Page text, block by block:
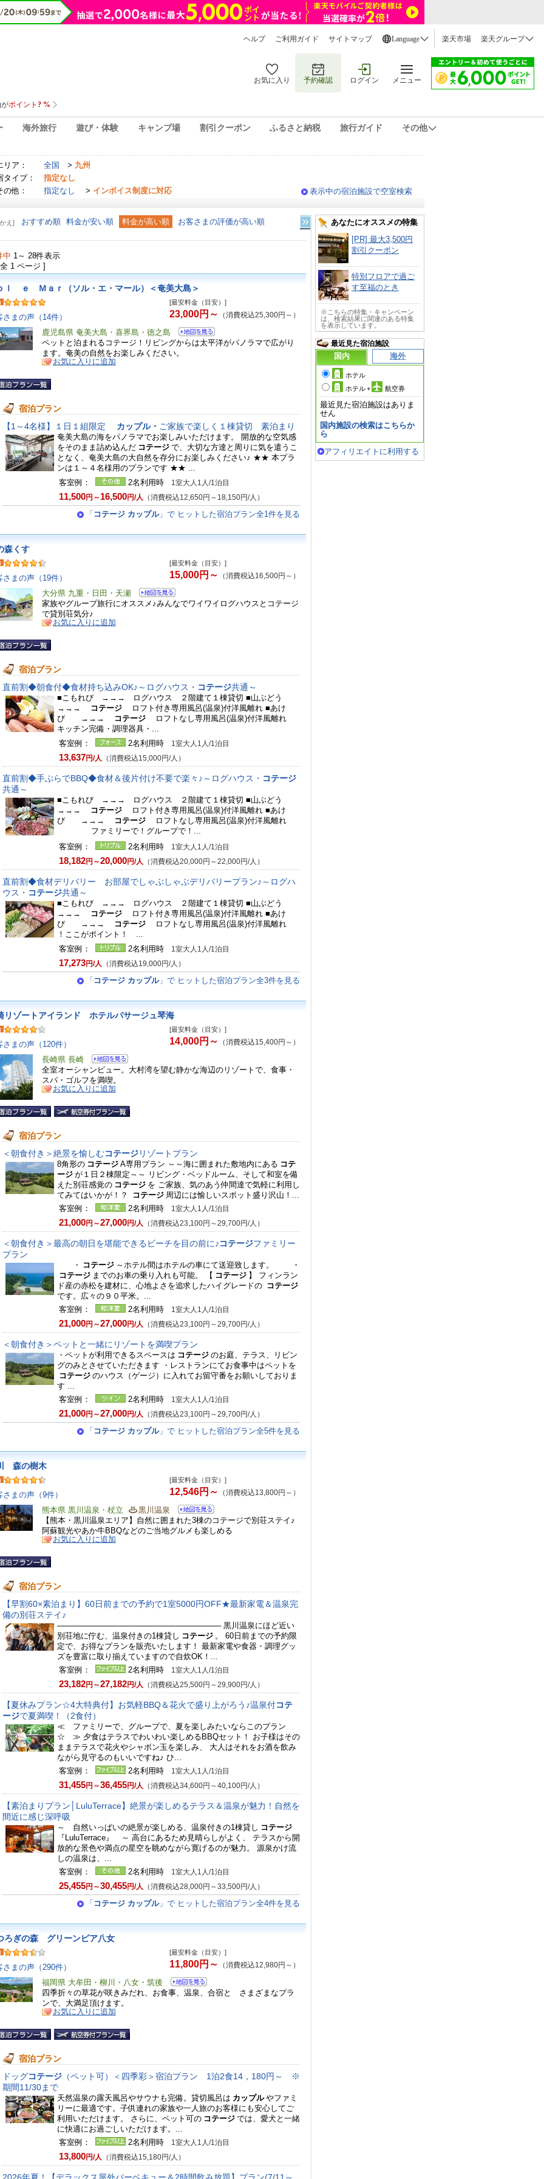
ヘルプ ご利用ガイド サイトマップ Language 楽天市場 楽天グループ
お気に入り 予約確認 ログイン メニュー
海外旅行 遊び・体験 キャンプ場 割引クーポン ふるさと納税 旅行ガイド その他
リア： 全国 > 九州
タイプ：
指定なし
の他：
指定なし > インボイス制度に対応 表示中の宿泊施設で空室検索
え] おすすめ順 料金が安い順 料金が高い順 お客さまの評価が高い順
中 1～ 28件表示
1 ページ ]
ｌ ｅ Ｍａｒ（ソル・エ・マール）＜奄美大島＞
さまの声（14件）
[最安料金（目安）]
23,000円～ （消費税込25,300円～）
鹿児島県 奄美大島・喜界島・徳之島
ペットと泊まれるコテージ！リビングからは太平洋がパノラマで広がり
ます。奄美の自然をお楽しみください。
お気に入りに追加
宿泊プラン
【1～4名様】１日１組限定 カップル・ ご家族で楽しく１棟貸切 素泊まり
奄美大島の海をパノラマでお楽しみいただけます。 開放的な空気感
をそのまま詰め込んだ コテージ で、大切な方達と周りに気を遣うこ
となく、奄美大島の大自然を存分にお楽しみください♪ ★★ 本プラ
ンは１～４名様用のプランです ★★ ...
客室例：
2名利用時 1室大人1人/1泊目
11,500円～ 16,500円/人 （消費税込12,650円～18,150円/人）
「 コテージ カップル」で ヒットした宿泊プラン全1件を見る
森くす
さまの声（19件）
[最安料金（目安）]
15,000円～ （消費税込16,500円～）
大分県 九重・日田・天瀬
家族やグループ旅行にオススメ♪みんなでワイワイログハウスとコテージ
で貸別荘気分♪
お気に入りに追加
宿泊プラン
直前割◆朝食付◆食材持ち込みOK♪～ログハウス・ コテージ共通～
■こもれび →→→ ログハウス ２階建て１棟貸切 ■山ぶどう
→→→
コテージ
ロフト付き専用風呂(温泉)付洋風離れ ■あけ
び →→→
コテージ
ロフトなし専用風呂(温泉)付洋風離れ
キッチン完備・調理器具・...
客室例：
2名利用時 1室大人1人/1泊目
13,637円/人 （消費税込15,000円/人）
直前割◆手ぶらでBBQ◆食材＆後片付け不要で楽々♪～ログハウス・ コテージ
共通～
■こもれび →→→ ログハウス ２階建て１棟貸切 ■山ぶどう
→→→
コテージ
ロフト付き専用風呂(温泉)付洋風離れ ■あけ
び →→→
コテージ
ロフトなし専用風呂(温泉)付洋風離れ
ファミリーで！グループで！...
客室例：
2名利用時 1室大人1人/1泊目
18,182円～20,000円/人 （消費税込20,000円～22,000円/人）
直前割◆食材デリバリー お部屋でしゃぶしゃぶデリバリープラン♪～ログハ
ウス・ コテージ共通～
■こもれび →→→ ログハウス ２階建て１棟貸切 ■山ぶどう
→→→
コテージ
ロフト付き専用風呂(温泉)付洋風離れ ■あけ
び →→→
コテージ
ロフトなし専用風呂(温泉)付洋風離れ
！ここがポイント！ ...
客室例：
2名利用時 1室大人1人/1泊目
17,273円/人 （消費税込19,000円/人）
「 コテージ カップル」で ヒットした宿泊プラン全3件を見る
リゾートアイランド ホテルパサージュ琴海
さまの声（120件）
[最安料金（目安）]
14,000円～ （消費税込15,400円～）
長崎県 長崎
全室オーシャンビュー。大村湾を望む静かな海辺のリゾートで、食事・
スパ・ゴルフを満喫。
お気に入りに追加
宿泊プラン
＜朝食付き＞絶景を愉しむコテージリゾートプラン
8角形の コテージ A専用プラン ～～海に囲まれた敷地内にある コテ
ージ が１日２棟限定～～ リビング・ベッドルーム、そして和室を備
えた別荘感覚の コテージ を ご家族、気のあう仲間達で気軽に利用し
てみてはいかが！？
コテージ 周辺には愉しいスポット盛り沢山！...
客室例：
2名利用時 1室大人1人/1泊目
21,000円～27,000円/人 （消費税込23,100円～29,700円/人）
＜朝食付き＞最高の朝日を堪能できるビーチを目の前に♪コテージファミリー
プラン
・ コテージ ～ホテル間はホテルの車にて送迎致します。 ・
コテージ までのお車の乗り入れも可能。 【 コテージ 】 フィンラン
ド産の赤松を建材に、心地よさを追求したハイグレードの コテージ
です。広々の９０平米。...
客室例：
2名利用時 1室大人1人/1泊目
21,000円～27,000円/人 （消費税込23,100円～29,700円/人）
＜朝食付き＞ペットと一緒にリゾートを満喫プラン
・ペットが利用できるスペースは コテージ のお庭、テラス、リビン
グのみとさせていただきます ・レストランにてお食事中はペットを
コテージ のハウス（ゲージ）に入れてお留守番をお願いしておりま
す ...
客室例：
2名利用時 1室大人1人/1泊目
21,000円～27,000円/人 （消費税込23,100円～29,700円/人）
「 コテージ カップル」で ヒットした宿泊プラン全5件を見る
森の樹木
さまの声（9件）
[最安料金（目安）]
12,546円～ （消費税込13,800円～）
熊本県 黒川温泉・杖立
黒川温泉
【熊本・黒川温泉エリア】自然に囲まれた3棟のコテージで別荘ステイ♪
阿蘇観光やあか牛BBQなどのご当地グルメも楽しめる
お気に入りに追加
宿泊プラン
【早割60×素泊まり】60日前までの予約で1室5000円OFF★最新家電＆温泉完
備の別荘ステイ♪
────────────────────────────── 黒川温泉にほど近い
別荘地に佇む、温泉付きの1棟貸し コテージ 。 60日前までの予約限
定で、お得なプランを販売いたします！ 最新家電や食器・調理グッ
ズを豊富に取り揃えていますので自炊OK！...
客室例：
2名利用時 1室大人1人/1泊目
23,182円～27,182円/人 （消費税込25,500円～29,900円/人）
【夏休みプラン☆4大特典付】お気軽BBQ＆花火で盛り上がろう♪温泉付コテ
ージで夏満喫！（2食付）
≪ ファミリーで、グループで、夏を楽しみたいならこのプラン
☆ ≫ 夕食はテラスでわいわい楽しめるBBQセット！ お子様はその
ままテラスで花火やシャボン玉を楽しみ、 大人はそれをお酒を飲み
ながら見守るのもいいですね♪ ひ...
客室例：
2名利用時 1室大人1人/1泊目
31,455円～36,455円/人 （消費税込34,600円～40,100円/人）
【素泊まりプラン│LuluTerrace】絶景が楽しめるテラス＆温泉が魅力！自然を
間近に感じ深呼吸
～ 自然いっぱいの絶景が楽しめる、温泉付きの1棟貸し コテージ
『LuluTerrace』 ～ 高台にあるため見晴らしがよく、 テラスから開
放的な景色や満点の星空を眺めながら寛げるのが魅力。 源泉かけ流
しの温泉は、...
客室例：
2名利用時 1室大人1人/1泊目
25,455円～30,455円/人 （消費税込28,000円～33,500円/人）
「 コテージ カップル」で ヒットした宿泊プラン全4件を見る
ろぎの森 グリーンピア八女
さまの声（290件）
[最安料金（目安）]
11,800円～ （消費税込12,980円～）
福岡県 大牟田・柳川・八女・筑後
四季折々の草花が咲きみだれ、お食事、温泉、合宿と さまざまなプラ
ンで、大満足頂けます。
お気に入りに追加
宿泊プラン
ドッグコテージ （ペット可）＜四季彩＞宿泊プラン 1泊2食14，180円～ ※
期間11/30まで
天然温泉の露天風呂やサウナも完備。貸切風呂は カップル やファミ
リーに最適です。子供連れの家族や一人旅のお客様にも安心してご
利用いただけます。 さらに、ペット可の コテージ では、愛犬と一緒
に快適にお過ごしいただけます。...
客室例：
2名利用時 1室大人1人/1泊目
13,800円/人 （消費税込15,180円/人）
あなたにオススメの特集
[PR] 最大3,500円
割引クーポン
特別フロアで過ご
す至福のとき
※こちらの特集・キャンペーン
は、検索結果に関連のある特集
を表示しています。
最近見た宿泊施設
国内
海外
ホテル
ホテル+ 航空券
最近見た宿泊施設はありま
せん
国内施設の検索はこちらか
ら
アフィリエイトに利用する